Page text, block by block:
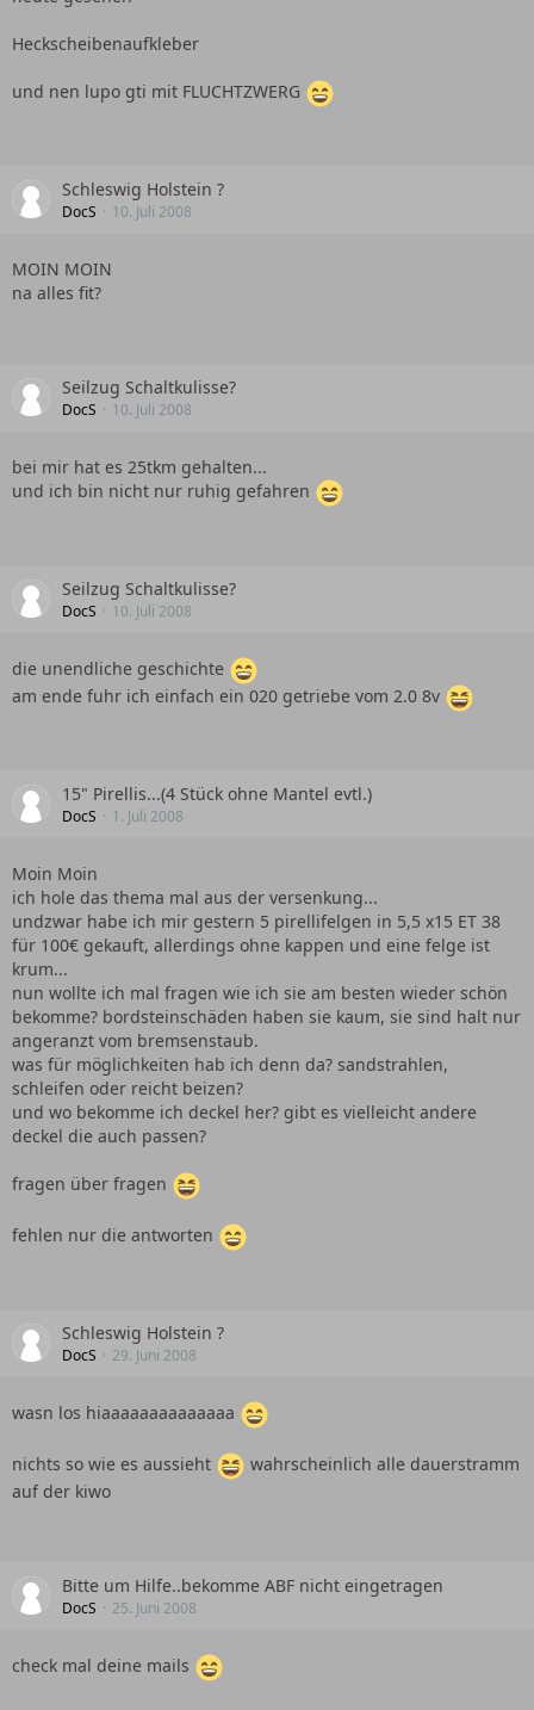
Heckscheibenaufkleber
und nen lupo gti mit FLUCHTZWERG
Schleswig Holstein ?
DocS 10. Juli 2008
MOIN MOIN
na alles fit?
Seilzug Schaltkulisse?
DocS 10. Juli 2008
bei mir hat es 25tkm gehalten...
und ich bin nicht nur ruhig gefahren
Seilzug Schaltkulisse?
DocS 10. Juli 2008
die unendliche geschichte
am ende fuhr ich einfach ein 020 getriebe vom 2.0 8v
15" Pirellis...(4 Stück ohne Mantel evtl.)
DocS 1. Juli 2008
Moin Moin
ich hole das thema mal aus der versenkung...
undzwar habe ich mir gestern 5 pirellifelgen in 5,5 x15 ET 38
für 100€ gekauft, allerdings ohne kappen und eine felge ist
krum...
nun wollte ich mal fragen wie ich sie am besten wieder schön
bekomme? bordsteinschäden haben sie kaum, sie sind halt nur
angeranzt vom bremsenstaub.
was für möglichkeiten hab ich denn da? sandstrahlen,
schleifen oder reicht beizen?
und wo bekomme ich deckel her? gibt es vielleicht andere
deckel die auch passen?
fragen über fragen
fehlen nur die antworten
Schleswig Holstein ?
DocS 29. Juni 2008
wasn los hiaaaaaaaaaaaaaa
nichts so wie es aussieht
wahrscheinlich alle dauerstramm
auf der kiwo
Bitte um Hilfe..bekomme ABF nicht eingetragen
DocS 25. Juni 2008
check mal deine mails